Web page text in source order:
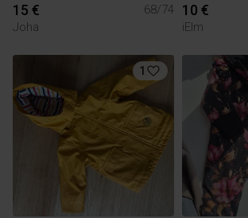
15 €
68/74
Joha
10 €
iElm
1